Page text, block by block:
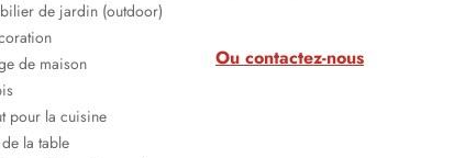
de jardin (outdoor)
de maison
pour la cuisine
la table
Ou contactez-nous